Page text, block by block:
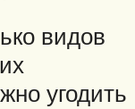
видов
угодить